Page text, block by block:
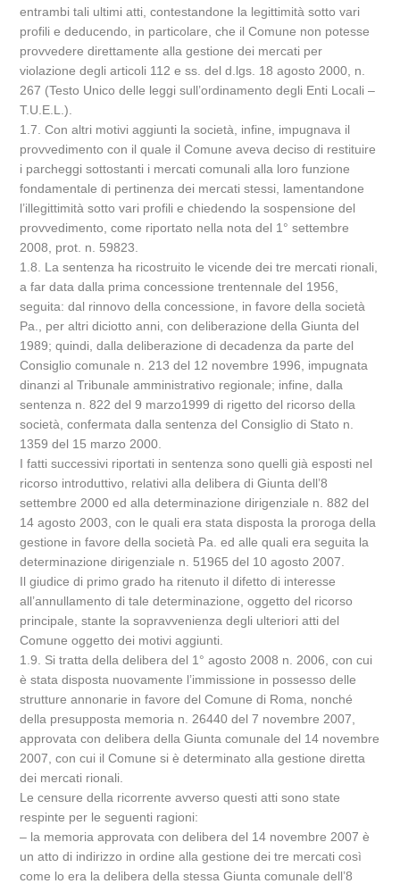
entrambi tali ultimi atti, contestandone la legittimità sotto vari
profili e deducendo, in particolare, che il Comune non potesse
provvedere direttamente alla gestione dei mercati per
violazione degli articoli 112 e ss. del d.lgs. 18 agosto 2000, n.
267 (Testo Unico delle leggi sull’ordinamento degli Enti Locali –
T.U.E.L.).
1.7. Con altri motivi aggiunti la società, infine, impugnava il
provvedimento con il quale il Comune aveva deciso di restituire
i parcheggi sottostanti i mercati comunali alla loro funzione
fondamentale di pertinenza dei mercati stessi, lamentandone
l’illegittimità sotto vari profili e chiedendo la sospensione del
provvedimento, come riportato nella nota del 1° settembre
2008, prot. n. 59823.
1.8. La sentenza ha ricostruito le vicende dei tre mercati rionali,
a far data dalla prima concessione trentennale del 1956,
seguita: dal rinnovo della concessione, in favore della società
Pa., per altri diciotto anni, con deliberazione della Giunta del
1989; quindi, dalla deliberazione di decadenza da parte del
Consiglio comunale n. 213 del 12 novembre 1996, impugnata
dinanzi al Tribunale amministrativo regionale; infine, dalla
sentenza n. 822 del 9 marzo1999 di rigetto del ricorso della
società, confermata dalla sentenza del Consiglio di Stato n.
1359 del 15 marzo 2000.
I fatti successivi riportati in sentenza sono quelli già esposti nel
ricorso introduttivo, relativi alla delibera di Giunta dell’8
settembre 2000 ed alla determinazione dirigenziale n. 882 del
14 agosto 2003, con le quali era stata disposta la proroga della
gestione in favore della società Pa. ed alle quali era seguita la
determinazione dirigenziale n. 51965 del 10 agosto 2007.
Il giudice di primo grado ha ritenuto il difetto di interesse
all’annullamento di tale determinazione, oggetto del ricorso
principale, stante la sopravvenienza degli ulteriori atti del
Comune oggetto dei motivi aggiunti.
1.9. Si tratta della delibera del 1° agosto 2008 n. 2006, con cui
è stata disposta nuovamente l’immissione in possesso delle
strutture annonarie in favore del Comune di Roma, nonché
della presupposta memoria n. 26440 del 7 novembre 2007,
approvata con delibera della Giunta comunale del 14 novembre
2007, con cui il Comune si è determinato alla gestione diretta
dei mercati rionali.
Le censure della ricorrente avverso questi atti sono state
respinte per le seguenti ragioni:
– la memoria approvata con delibera del 14 novembre 2007 è
un atto di indirizzo in ordine alla gestione dei tre mercati così
come lo era la delibera della stessa Giunta comunale dell’8